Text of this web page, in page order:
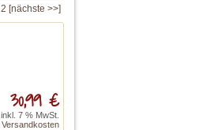
2 [nächste >>]
30,99 €
inkl. 7 % MwSt.
Versandkosten